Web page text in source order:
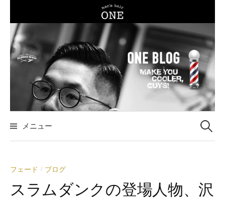
テ
ン
ツ
プ
メニュー 検
:
フェード / ブログ
スラムダンクの登場人物、沢